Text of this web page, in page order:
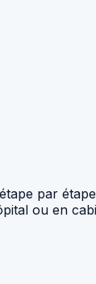
par
ou en